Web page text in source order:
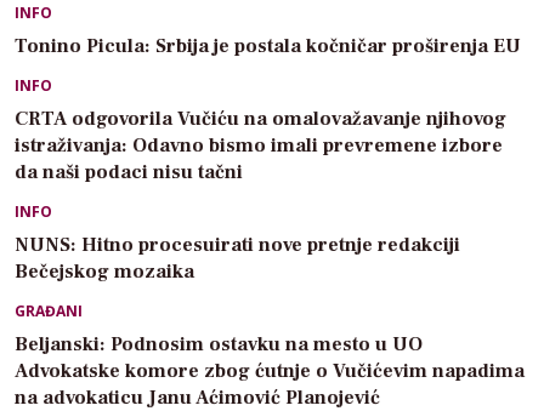
INFO
Tonino Picula: Srbija je postala kočničar proširenja EU
INFO
CRTA odgovorila Vučiću na omalovažavanje njihovog
istraživanja: Odavno bismo imali prevremene izbore
da naši podaci nisu tačni
INFO
NUNS: Hitno procesuirati nove pretnje redakciji
Bečejskog mozaika
GRAĐANI
Beljanski: Podnosim ostavku na mesto u UO
Advokatske komore zbog ćutnje o Vučićevim napadima
na advokaticu Janu Aćimović Planojević